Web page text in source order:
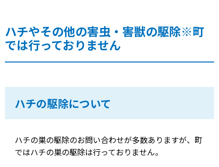
ハチやその他の害虫・害獣の駆除※町
では行っておりません
ハチの駆除について
ハチの巣の駆除のお問い合わせが多数ありますが、町
ではハチの巣の駆除は行っておりません。